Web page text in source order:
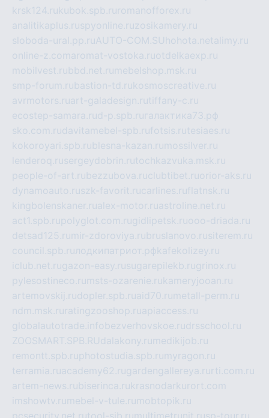
krsk124.rukubok.spb.ru romanofforex.ru
analitikaplus.ruspyonline.ruzosikamery.ru
sloboda-ural.pp.ruAUTO-COM.SU hohota.net alimy.ru
online-z.comaromat-vostoka.ruotdelkaexp.ru
mobilvest.rubbd.net.ru mebelshop.msk.ru
smp-forum.rubastion-td.rukosmoscreative.ru
avrmotors.ruart-galadesign.rutiffany-c.ru
ecostep-samara.rud-p.spb.ru галактика73.рф
sko.com.rudavitamebel-spb.rufotsis.rutesiaes.ru
kokoroyari.spb.rublesna-kazan.ru mossilver.ru
lenderoq.rusergeydobrin.rutochkazvuka.msk.ru
people-of-art.rubezzubova.ruclubtibet.ruorior-aks.ru
dynamoauto.ruszk-favorit.rucarlines.ruflatnsk.ru
kingbolenskaner.rualex-motor.ruastroline.net.ru
act1.spb.rupolyglot.com.rugidlipetsk.ruooo-driada.ru
detsad125.ru mir-zdoroviya.rubruslanovo.rusiterem.ru
council.spb.ruлодкипатриот.рфkafekolizey.ru
iclub.net.rugazon-easy.rusugarepilekb.rugrinox.ru
pylesostineco.ru msts-ozarenie.rukameryjooan.ru
artemovskij.rudopler.spb.ruaid70.ru metall-perm.ru
ndm.msk.ru ratingzooshop.ruapiaccess.ru
globalautotrade.info bezverhovskoe.rudrsschool.ru
ZOOSMART.SPB.RUdalakony.ru medikijob.ru
remontt.spb.ruphotostudia.spb.ru myragon.ru
terramia.ruacademy62.rugardengallereya.ru rti.com.ru
artem-news.rubiserinca.rukrasnodarkurort.com
imshowtv.ru mebel-v-tule.ru mobtopik.ru
pcsecurity.net.rutool-sib.ru multimetrunit.rusp-tour.ru